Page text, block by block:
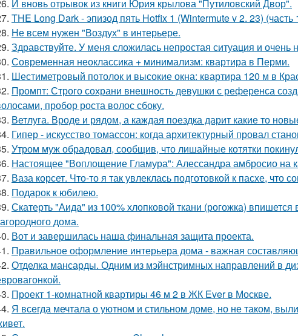
И вновь отрывок из книги Юрия крылова "Путиловский Двор".
THE Long Dark - эпизод пять Hotfix 1 (Wintermute v 2. 23) (часть
Не всем нужен "Воздух" в интерьере.
Здравствуйте. У меня сложилась непростая ситуация и
Современная неоклассика + минимализм: квартира в Перми.
Шестиметровый потолок и высокие окна: квартира 120 м в
Промпт: Строго сохрани внешность девушки с референса
пробор роста волос сбоку.
Ветлуга. Вроде и рядом, а каждая поездка дарит какие то
Гипер - искусство томассон: когда архитектурный провал
Утром муж обрадовал, сообщив, что лишайные котятки
Настоящее "Воплощение Гламура": Алессандра амбросио на
Ваза корсет. Что-то я так увлеклась подготовкой к пасхе, что
Подарок к юбилею.
Скатерть "Аида" из 100% хлопковой ткани (рогожка) впишется
дома.
Вот и завершилась наша финальная защита проекта.
Правильное оформление интерьера дома - важная
Отделка мансарды. Одним из мэйнстримных направлений в
Проект 1-комнатной квартиры 46 м 2 в ЖК Ever в Москве.
Я всегда мечтала о уютном и стильном доме, но не таком,